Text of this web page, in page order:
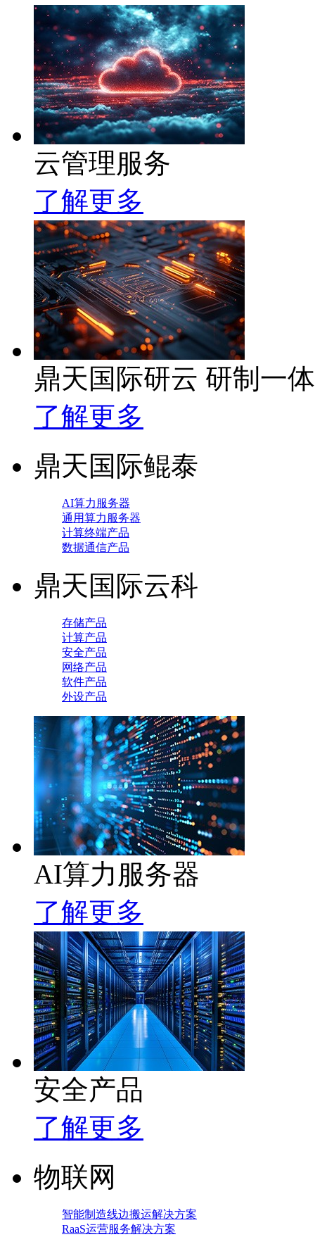
云管理服务
了解更多
鼎天国际研云 研制一
了解更多
鼎天国际鲲泰
AI算力服务器
通用算力服务器
计算终端产品
数据通信产品
鼎天国际云科
存储产品
计算产品
安全产品
网络产品
软件产品
外设产品
AI算力服务器
了解更多
安全产品
了解更多
物联网
智能制造线边搬运解决方案
RaaS运营服务解决方案